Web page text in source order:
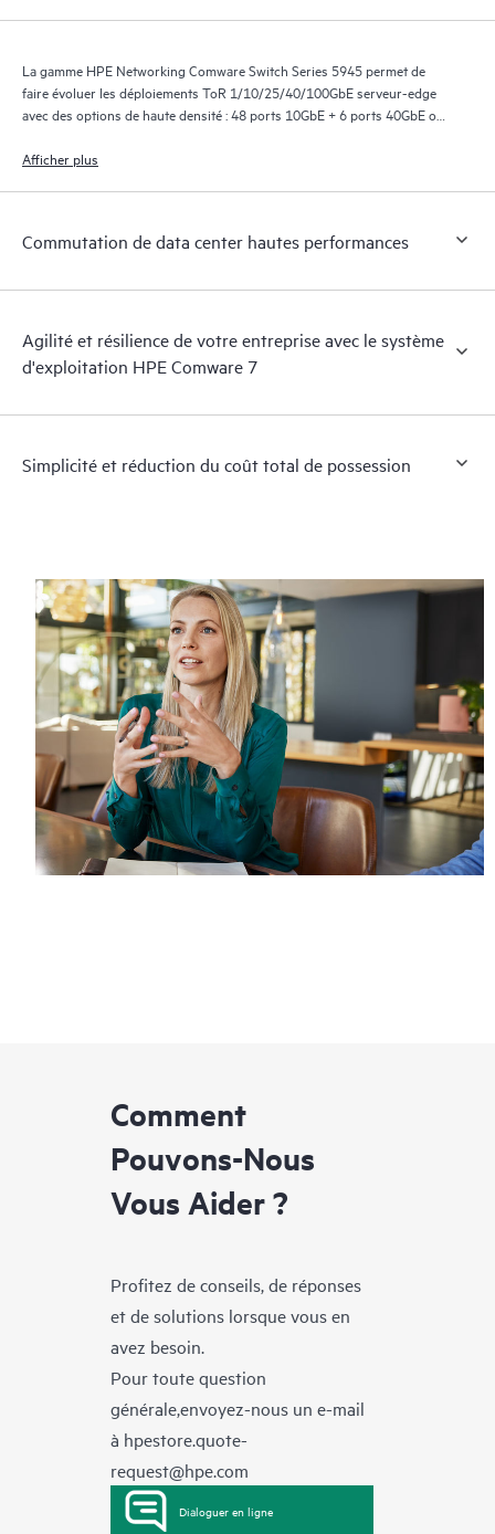
La gamme HPE Networking Comware Switch Series 5945 permet de
faire évoluer les déploiements ToR 1/10/25/40/100GbE serveur-edge
avec des options de haute densité : 48 ports 10GbE + 6 ports 40GbE ou
Afficher plus
Commutation de data center hautes performances
Agilité et résilience de votre entreprise avec le système
d'exploitation HPE Comware 7
Simplicité et réduction du coût total de possession
Comment
Pouvons-Nous
Vous Aider ?
Profitez de conseils, de réponses
et de solutions lorsque vous en
avez besoin.
Pour toute question
générale,envoyez-nous un e-mail
à hpestore.quote-
request@hpe.com
Dialoguer en ligne